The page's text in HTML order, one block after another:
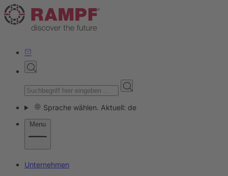
Sprache wählen. Aktuell: de
Menu
Unternehmen